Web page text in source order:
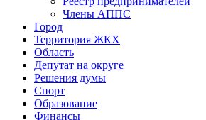
Члены АППС
Город
Территория ЖКХ
Область
Депутат на округе
Решения думы
Спорт
Образование
Финансы